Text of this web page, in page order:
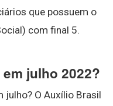
que possuem o
com final 5.
julho 2022?
julho? O Auxílio Brasil